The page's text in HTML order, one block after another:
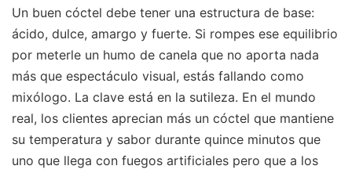
Un buen cóctel debe tener una estructura de base:
ácido, dulce, amargo y fuerte. Si rompes ese equilibrio
por meterle un humo de canela que no aporta nada
más que espectáculo visual, estás fallando como
mixólogo. La clave está en la sutileza. En el mundo
real, los clientes aprecian más un cóctel que mantiene
su temperatura y sabor durante quince minutos que
uno que llega con fuegos artificiales pero que a los